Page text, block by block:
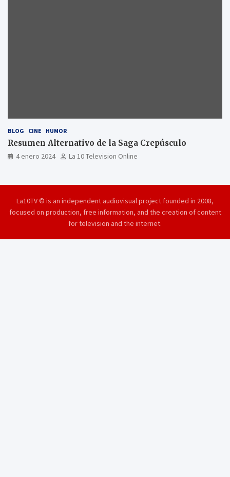
BLOG CINE HUMOR
Resumen Alternativo de la Saga Crepúsculo
4 enero 2024 La 10 Television Online
La10TV © is an independent audiovisual project founded in 2008,
focused on production, free information, and the creation of content
for television and the internet.